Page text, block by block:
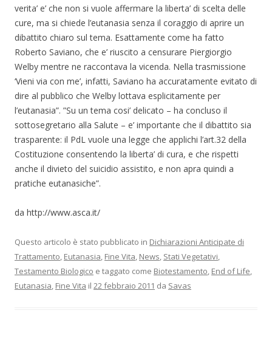
verita’ e’ che non si vuole affermare la liberta’ di scelta delle
cure, ma si chiede l’eutanasia senza il coraggio di aprire un
dibattito chiaro sul tema. Esattamente come ha fatto
Roberto Saviano, che e’ riuscito a censurare Piergiorgio
Welby mentre ne raccontava la vicenda. Nella trasmissione
‘Vieni via con me’, infatti, Saviano ha accuratamente evitato di
dire al pubblico che Welby lottava esplicitamente per
l’eutanasia”. ”Su un tema cosi’ delicato – ha concluso il
sottosegretario alla Salute – e’ importante che il dibattito sia
trasparente: il PdL vuole una legge che applichi l’art.32 della
Costituzione consentendo la liberta’ di cura, e che rispetti
anche il divieto del suicidio assistito, e non apra quindi a
pratiche eutanasiche”.
da http://www.asca.it/
Questo articolo è stato pubblicato in Dichiarazioni Anticipate di
Trattamento, Eutanasia, Fine Vita, News, Stati Vegetativi,
Testamento Biologico e taggato come Biotestamento, End of Life,
Eutanasia, Fine Vita il 22 febbraio 2011 da Savas